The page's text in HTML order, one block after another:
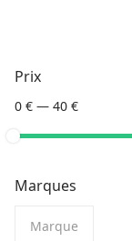
Prix
0 € — 40 €
Marques
Marque